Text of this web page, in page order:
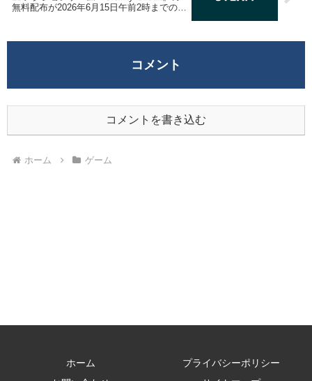
無料配布が2026年6月15日午前2時までの期
コメント
コメントを書き込む
ホーム ゲーム
ホーム
プライバシーポリシー